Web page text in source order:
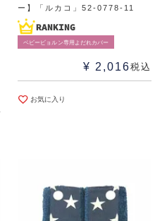
ー】「ルカコ」52-0778-11
ベビービョルン専用よだれカバー
¥ 2,016税込
お気に入り